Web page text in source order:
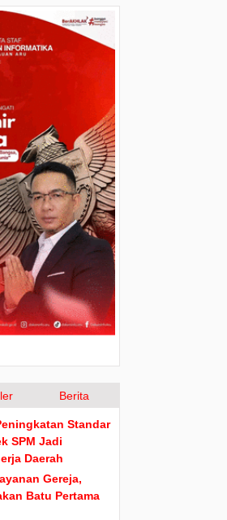
Berita
Standar
SPM Jadi
Daerah
Gereja,
Batu Pertama